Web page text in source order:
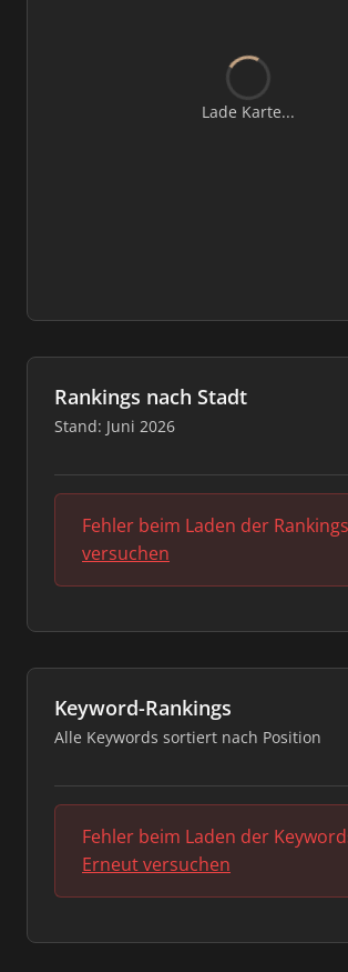
Lade Karte...
Rankings nach Stadt
Stand: Juni 2026
Fehler beim Laden der
versuchen
Keyword-Rankings
Alle Keywords sortiert nach Position
Fehler beim Laden der
Erneut versuchen